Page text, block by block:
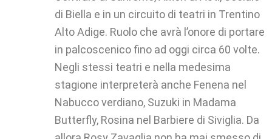
di Biella e in un circuito di teatri in Trentino
Alto Adige. Ruolo che avrà l’onore di portare
in palcoscenico fino ad oggi circa 60 volte.
Negli stessi teatri e nella medesima
stagione interpreterà anche Fenena nel
Nabucco verdiano, Suzuki in Madama
Butterfly, Rosina nel Barbiere di Siviglia. Da